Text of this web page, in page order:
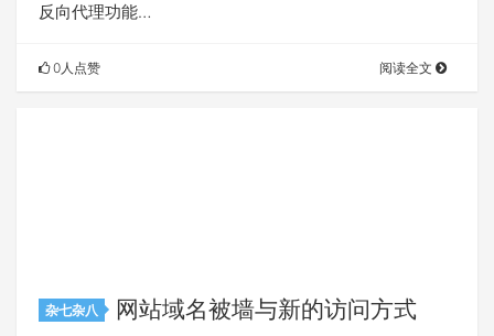
反向代理功能…
0人点赞 阅读全文
杂七杂八 网站域名被墙与新的访问方式